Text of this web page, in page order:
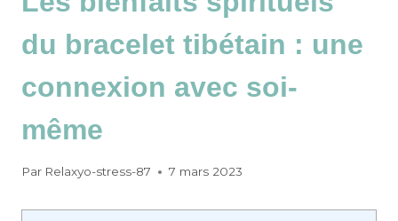
du bracelet tibétain : une
connexion avec soi-
même
Par Relaxyo-stress-87 7 mars 2023